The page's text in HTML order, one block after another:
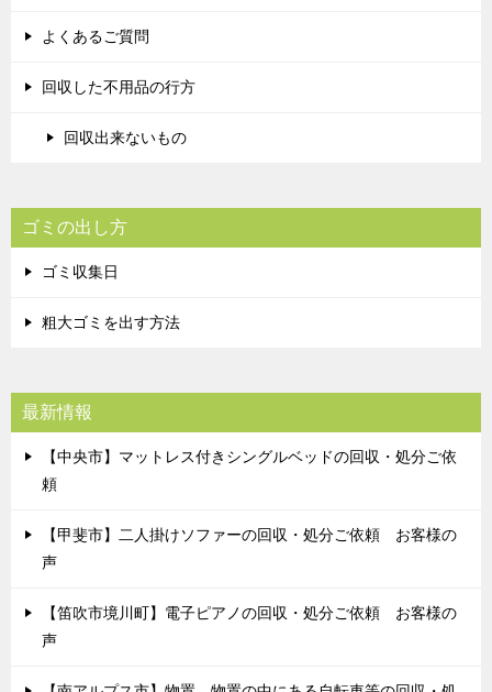
よくあるご質問
回収した不用品の行方
回収出来ないもの
ゴミの出し方
ゴミ収集日
粗大ゴミを出す方法
最新情報
【中央市】マットレス付きシングルベッドの回収・処分ご依
頼
【甲斐市】二人掛けソファーの回収・処分ご依頼 お客様の
声
【笛吹市境川町】電子ピアノの回収・処分ご依頼 お客様の
声